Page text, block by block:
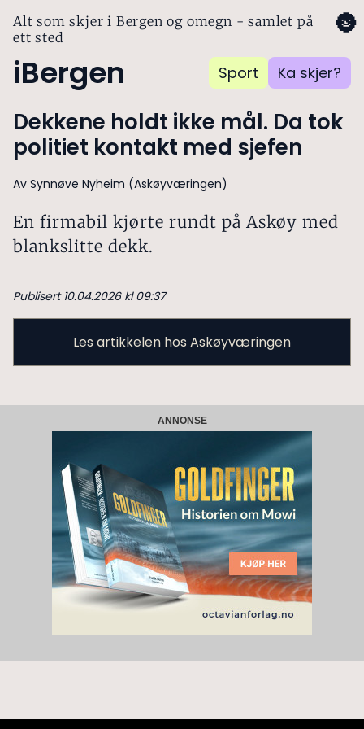
Alt som skjer i Bergen og omegn - samlet på
ett sted
iBergen Sport Ka skjer?
🌚
Dekkene holdt ikke mål. Da tok
politiet kontakt med sjefen
Av Synnøve Nyheim (Askøyværingen)
En firmabil kjørte rundt på Askøy med
blankslitte dekk.
Publisert 10.04.2026 kl 09:37
Les artikkelen hos Askøyværingen
ANNONSE